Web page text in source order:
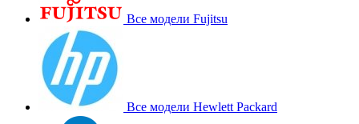
Все модели Fujitsu
Все модели Hewlett Packard